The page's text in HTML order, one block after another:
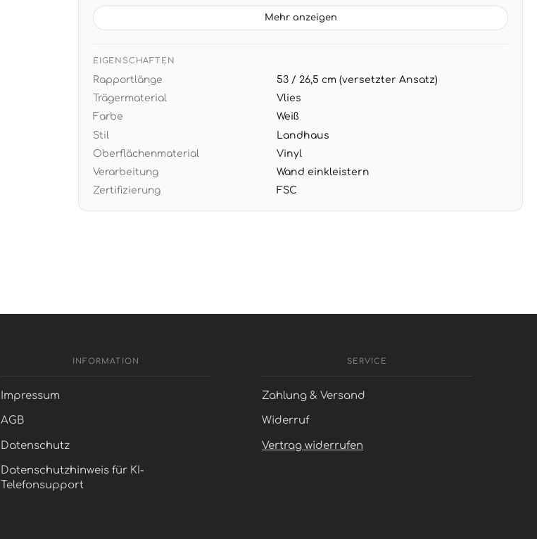
LANDHAUS-DESIGN: Nostalgische Blütenpracht in sanften Pastelltönen -
natürlichen Materialien
EINFACHE VERARBEITUNG: Wand einkleistern, Tapete trocken aufbringen -
restlos trocken abziehbar für mühelose Renovierung
Mehr anzeigen
EIGENSCHAFTEN
Rapportlänge
53 / 26,5 cm (versetzter Ansatz)
Trägermaterial
Vlies
Farbe
Weiß
Stil
Landhaus
Oberflächenmaterial
Vinyl
Verarbeitung
Wand einkleistern
Zertifizierung
FSC
INFORMATION
Impressum
AGB
Datenschutz
Datenschutzhinweis für KI-
Telefonsupport
SERVICE
Zahlung & Versand
Widerruf
Vertrag widerrufen